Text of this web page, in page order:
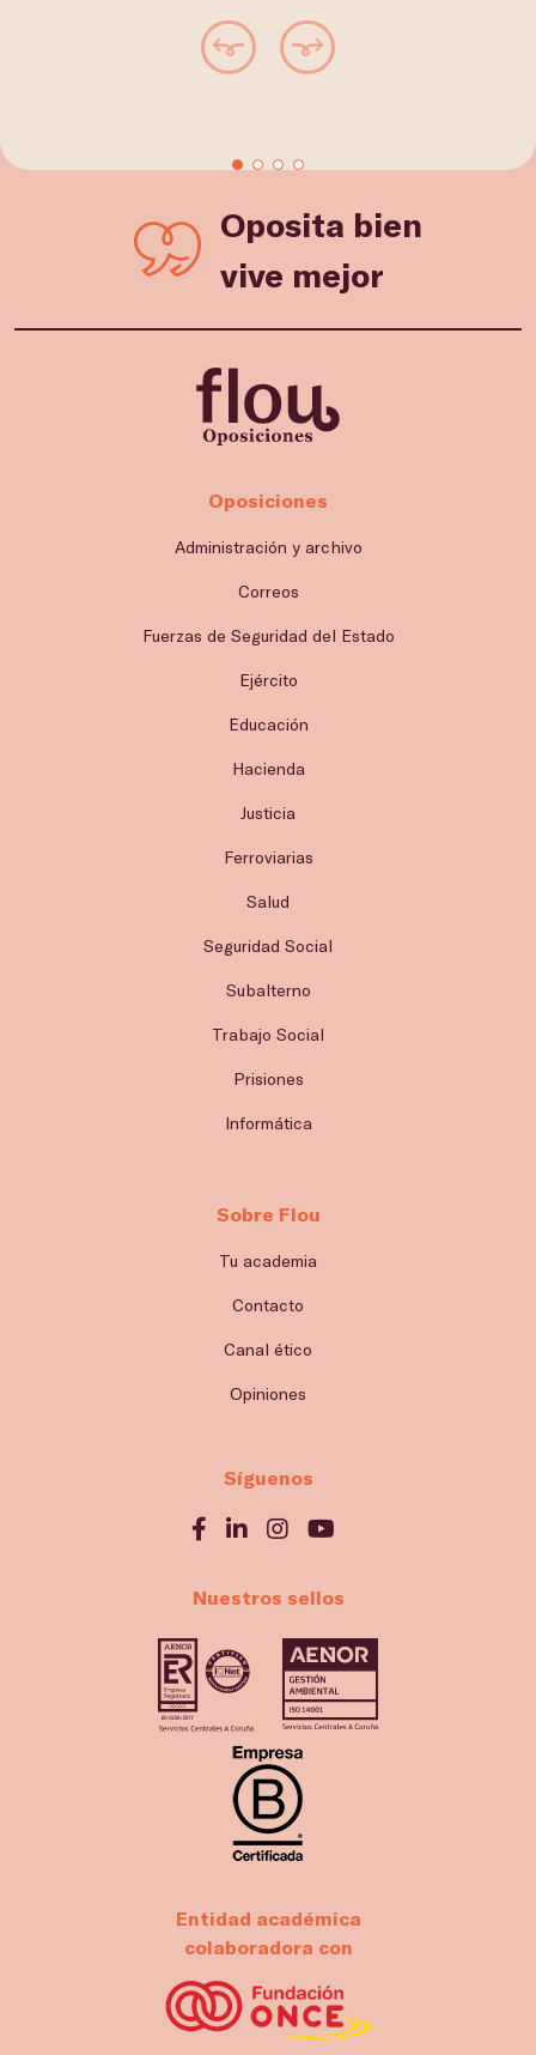
Oposita bien
vive mejor
Oposiciones
Administración y archivo
Correos
Fuerzas de Seguridad del Estado
Ejército
Educación
Hacienda
Justicia
Ferroviarias
Salud
Seguridad Social
Subalterno
Trabajo Social
Prisiones
Informática
Sobre Flou
Tu academia
Contacto
Canal ético
Opiniones
Síguenos
Nuestros sellos
Entidad académica
colaboradora con